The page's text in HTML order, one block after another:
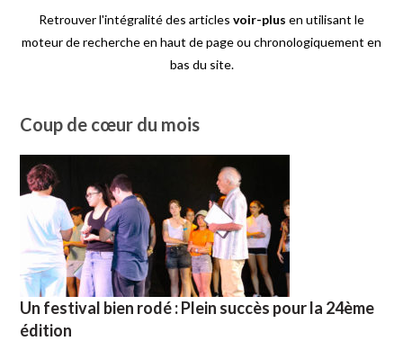
Retrouver l'intégralité des articles voir-plus en utilisant le
moteur de recherche en haut de page ou chronologiquement en
bas du site.
Coup de cœur du mois
Un festival bien rodé : Plein succès pour la 24ème
édition